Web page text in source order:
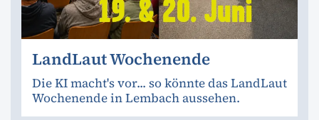
LandLaut Wochenende
Die KI macht's vor... so könnte das LandLaut
Wochenende in Lembach aussehen.